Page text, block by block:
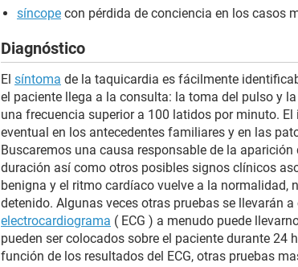
síncope con pérdida de conciencia en los casos
Diagnóstico
El síntoma de la taquicardia es fácilmente
el paciente llega a la consulta: la toma del pulso y
una frecuencia superior a 100 latidos por minuto.
eventual en los antecedentes familiares y en las
Buscaremos una causa responsable de la
duración así como otros posibles signos clínicos
benigna y el ritmo cardíaco vuelve a la normalidad,
detenido. Algunas veces otras pruebas se llevarán
electrocardiograma ( ECG ) a menudo puede
pueden ser colocados sobre el paciente durante 24
función de los resultados del ECG, otras pruebas